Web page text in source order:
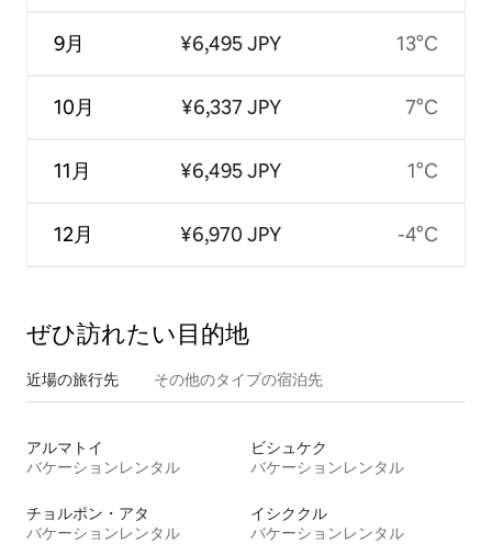
9月
10月
11月
12月
¥6,495 JPY
¥6,337 JPY
¥6,495 JPY
¥6,970 JPY
13°C
7°C
1°C
-4°C
ぜひ訪⁠れ⁠た⁠い目⁠的⁠地
近場の旅行先 その他のタ⁠イ⁠プ⁠の宿⁠泊⁠先
アルマトイ
バケーションレンタル
ビシュケク
バケーションレンタル
チョルポン・アタ
バケーションレンタル
イシククル
バケーションレンタル